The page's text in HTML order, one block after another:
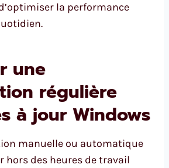
la performance
une
régulière
à jour Windows
manuelle ou automatique
hors des heures de travail